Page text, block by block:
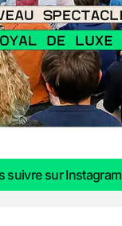
suivre sur Instagram